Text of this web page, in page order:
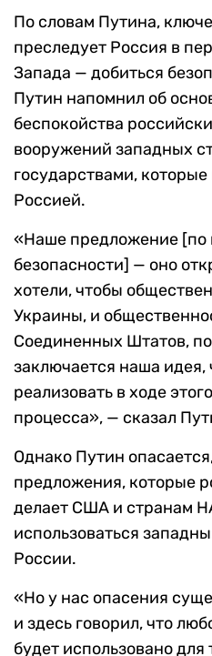
По словам Путина,
преследует Россия в
Запада — добиться
Путин напомнил об
беспокойства
вооружений западных
государствами,
Россией.
«Наше предложение [по
безопасности] — оно
хотели, чтобы
Украины, и
Соединенных Штатов,
заключается наша идея,
реализовать в ходе
процесса», — сказал
Однако Путин
предложения, которые
делает США и странам
использоваться
России.
«Но у нас опасения
и здесь говорил, что
будет использовано для